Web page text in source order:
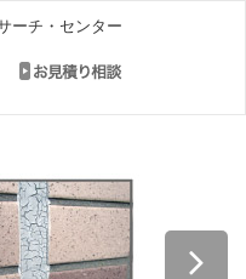
ーチ・センター